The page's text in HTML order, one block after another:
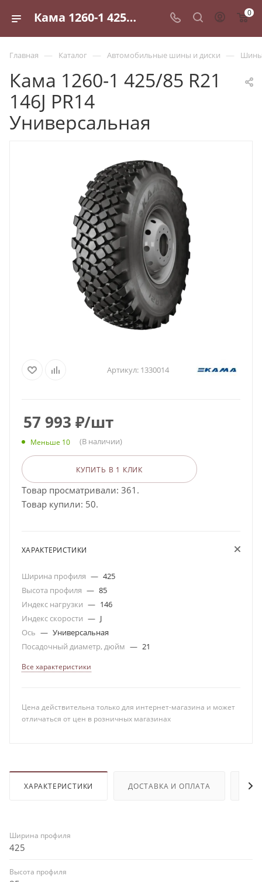
Кама 1260-1 425/85 R21 146J PR14 Универсальная - купить в Санкт-Петербурге по выгодной цене 0
Главная — Каталог — Автомобильные шины и диски — Шины
Кама 1260-1 425/85 R21
146J PR14
Универсальная
Артикул: 1330014
57 993 ₽/шт
Меньше 10 (В наличии)
КУПИТЬ В 1 КЛИК
Товар просматривали: 361.
Товар купили: 50.
ХАРАКТЕРИСТИКИ
Ширина профиля — 425
Высота профиля — 85
Индекс нагрузки — 146
Индекс скорости — J
Ось — Универсальная
Посадочный диаметр, дюйм — 21
Все характеристики
Цена действительна только для интернет-магазина и может
отличаться от цен в розничных магазинах
ХАРАКТЕРИСТИКИ ДОСТАВКА И ОПЛАТА
Ширина профиля
425
Высота профиля